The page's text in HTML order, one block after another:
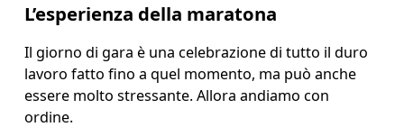
L’esperienza della maratona
Il giorno di gara è una celebrazione di tutto il duro
lavoro fatto fino a quel momento, ma può anche
essere molto stressante. Allora andiamo con
ordine.